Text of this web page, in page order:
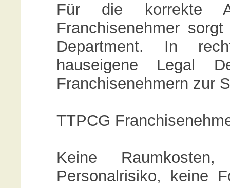
Für die korrekte
Franchisenehmer
Department. In
hauseigene Legal
Franchisenehmern zur
TTPCG
Keine
Personalrisiko, keine